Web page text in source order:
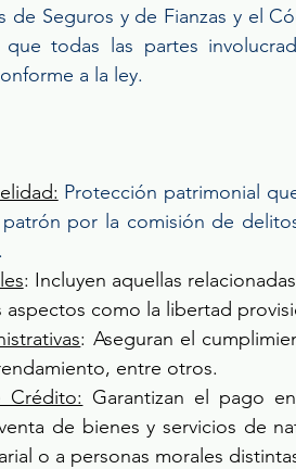
de Seguros y de Fianzas y el
que todas las partes
a la ley.
Protección patrimonial
por la comisión de
: Incluyen aquellas
aspectos como la libertad
: Aseguran el
entre otros.
Crédito: Garantizan el pago
de bienes y servicios de
o a personas morales